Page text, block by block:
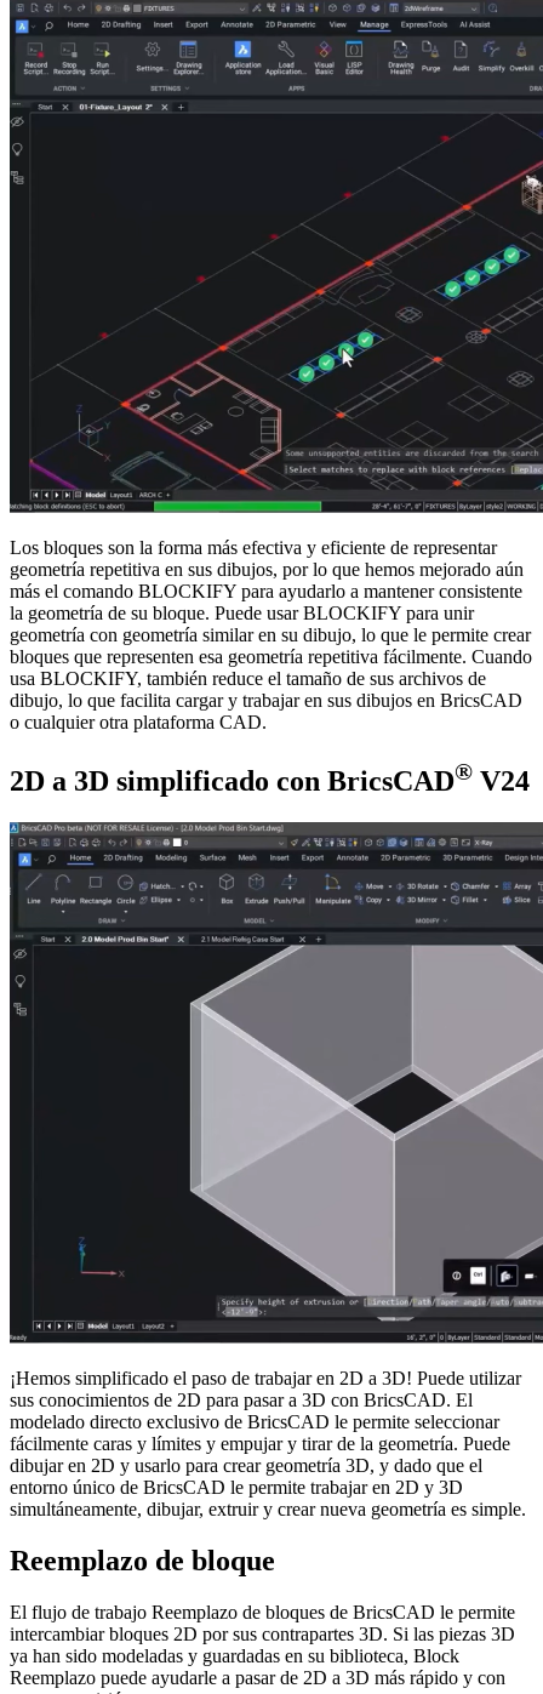
Los bloques son la forma más efectiva y eficiente de representar
geometría repetitiva en sus dibujos, por lo que hemos mejorado aún
más el comando BLOCKIFY para ayudarlo a mantener consistente
la geometría de su bloque. Puede usar BLOCKIFY para unir
geometría con geometría similar en su dibujo, lo que le permite crear
bloques que representen esa geometría repetitiva fácilmente. Cuando
usa BLOCKIFY, también reduce el tamaño de sus archivos de
dibujo, lo que facilita cargar y trabajar en sus dibujos en BricsCAD
o cualquier otra plataforma CAD.
2D a 3D simplificado con BricsCAD® V24
¡Hemos simplificado el paso de trabajar en 2D a 3D! Puede utilizar
sus conocimientos de 2D para pasar a 3D con BricsCAD. El
modelado directo exclusivo de BricsCAD le permite seleccionar
fácilmente caras y límites y empujar y tirar de la geometría. Puede
dibujar en 2D y usarlo para crear geometría 3D, y dado que el
entorno único de BricsCAD le permite trabajar en 2D y 3D
simultáneamente, dibujar, extruir y crear nueva geometría es simple.
Reemplazo de bloque
El flujo de trabajo Reemplazo de bloques de BricsCAD le permite
intercambiar bloques 2D por sus contrapartes 3D. Si las piezas 3D
ya han sido modeladas y guardadas en su biblioteca, Block
Reemplazo puede ayudarle a pasar de 2D a 3D más rápido y con